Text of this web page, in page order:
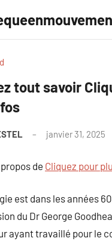
tout savoir
janvier 31, 2025
de Cliquez pour
est dans les années
du Dr George
ayant travaillé pour le